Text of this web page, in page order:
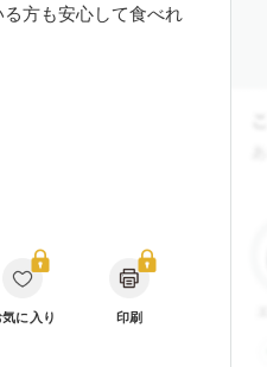
方も安心して食べれ
気に入り 印刷